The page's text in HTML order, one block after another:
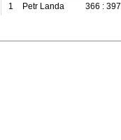
1 Petr Landa 366 : 397